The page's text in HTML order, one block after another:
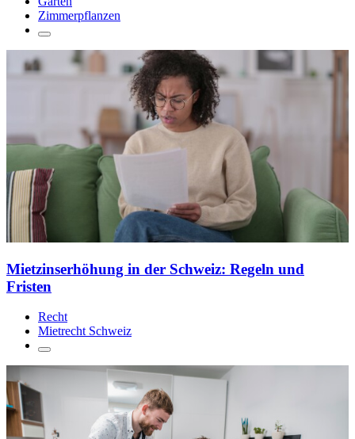
Zimmerpflanzen
Mietzinserhöhung in der Schweiz: Regeln und
Fristen
Recht
Mietrecht Schweiz